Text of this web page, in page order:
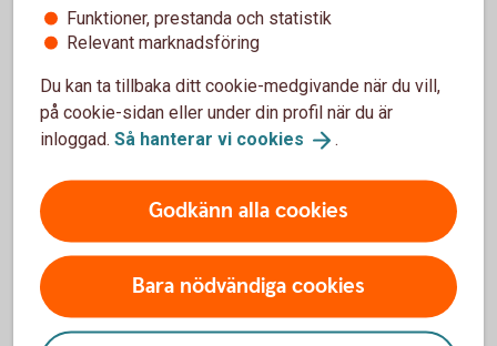
Skaffa BankID till dittbarn
Apple Pay
bankkort till Apple Pay.
Anslut till Apple Pay förunga
Våra digitalabetaltjänster
Funktioner, prestanda och statistik
Relevant marknadsföring
Du kan ta tillbaka ditt cookie-medgivande när du vill,
på cookie-sidan eller under din profil när du är
inloggad. Så hanterar vi cookies .
Godkänn alla cookies
Bara nödvändiga cookies